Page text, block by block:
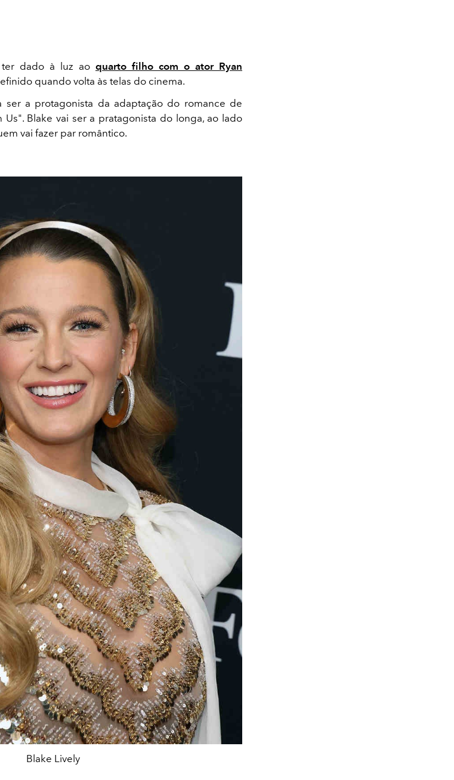
dado à luz ao quarto filho com o ator Ryan
quando volta às telas do cinema.
ser a protagonista da adaptação do romance de
Us". Blake vai ser a pratagonista do longa, ao lado
vai fazer par romântico.
Blake Lively